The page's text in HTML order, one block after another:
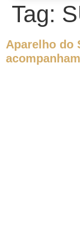
Tag:
Aparelho do